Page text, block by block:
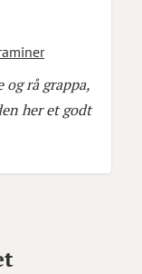
rå grappa,
her et godt